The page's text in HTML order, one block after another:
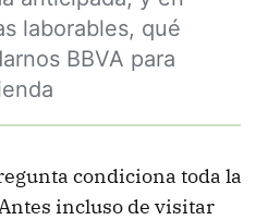
laborables, qué
BBVA para
condiciona toda la
incluso de visitar